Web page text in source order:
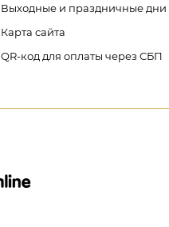
Выходные и праздничные дни
Карта сайта
QR-код для оплаты через СБП